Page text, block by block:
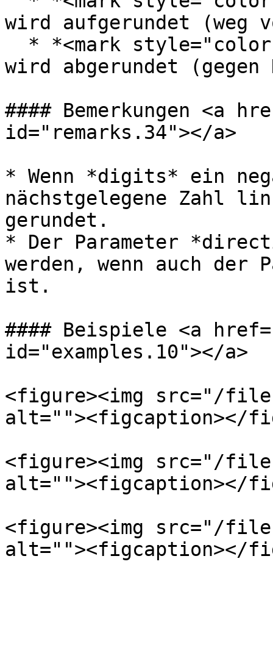
wird aufgerundet (weg
wird abgerundet
#### Bemerkungen <a
id="remarks.34"></a>
* Wenn *digits* ein
nächstgelegene Zahl
gerundet.
* Der Parameter
werden, wenn auch
ist.
#### Beispiele <a
id="examples.10"></a>
<figure><img src="/
alt=""><figcaption></
<figure><img src="/files/
alt=""><figcaption></
<figure><img src="/files/